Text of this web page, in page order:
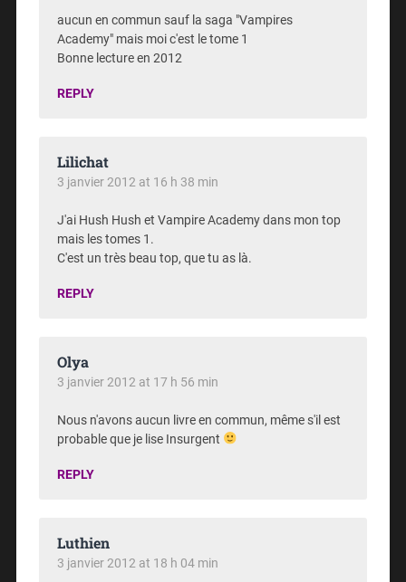
aucun en commun sauf la saga "Vampires
Academy" mais moi c'est le tome 1
Bonne lecture en 2012
REPLY
Lilichat
3 janvier 2012 at 16 h 38 min
J'ai Hush Hush et Vampire Academy dans mon top
mais les tomes 1.
C'est un très beau top, que tu as là.
REPLY
Olya
3 janvier 2012 at 17 h 56 min
Nous n'avons aucun livre en commun, même s'il est
probable que je lise Insurgent
REPLY
Luthien
3 janvier 2012 at 18 h 04 min